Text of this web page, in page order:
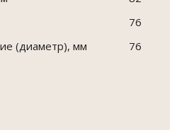
76
(диаметр), мм
76